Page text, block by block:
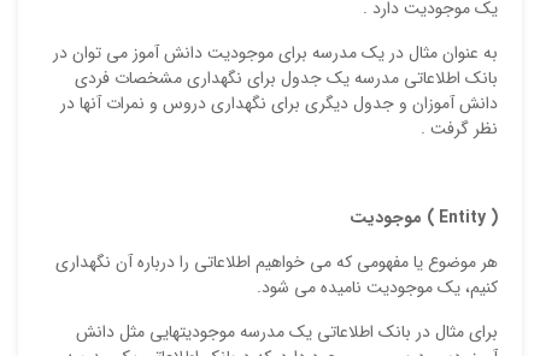
يك موجوديت دارد .
به عنوان مثال در يك مدرسه براي موجوديت دانش آموز مي توان در
بانك اطلاعاتي مدرسه يك جدول براي نگهداري مشخصات فردي
دانش آموزان و جدول ديگري براي نگهداري دروس و نمرات آنها در
نظر گرفت .
( Entity )
موجوديت
هر موضوع يا مفهومي كه مي خواهيم اطلاعاتي را درباره آن نگهداري
كنيم، يك موجوديت ناميده مي شود.
براي مثال در بانك اطلاعاتي يك مدرسه موجوديتهايي مثل دانش